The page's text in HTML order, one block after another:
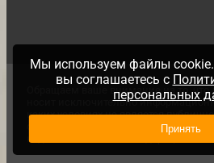
Обращаем ваше внимание на то, что
носит исключительно
каких условиях не является
определяемой положениями ч. 2 ст.
кодекса Российской Федерации.
Мы используем файлы
вы соглашаетесь с
персональных
Принять